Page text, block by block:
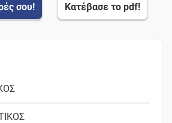
σου! Κατέβασε το pdf!